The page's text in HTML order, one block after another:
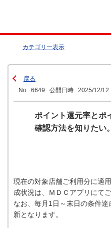
カテゴリー表示
戻る
No : 6649
公開日時 : 2025/12/12
ポイント還元率とポ
確認方法を知りたい。
現在の対象店舗ご利用分に適
成状況は、ＭＤＣアプリにて
なお、毎月1日～末日の条件
新となります。